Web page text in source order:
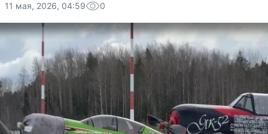
11 мая, 2026, 04:59 0